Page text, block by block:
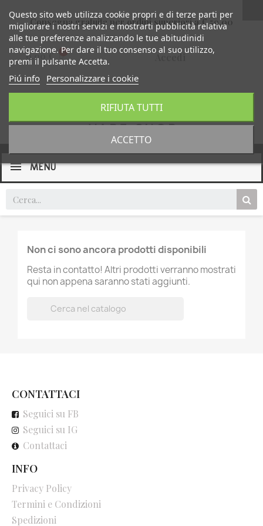
Consegna gratuita per ordini superiori a € 59,00
0,00 €
MENU
Non ci sono ancora prodotti disponibili
Resta in contatto! Altri prodotti verranno mostrati
qui non appena saranno stati aggiunti.
CONTATTACI
Seguici su FB
Seguici su IG
Contattaci
INFO
Privacy Policy
Termini e Condizioni
Spedizioni
Questo sito web utilizza cookie propri e di terze parti per
migliorare i nostri servizi e mostrarti pubblicità relativa
alle tue preferenze analizzando le tue abitudinidi
navigazione. Per dare il tuo consenso al suo utilizzo,
premi il pulsante Accetta.
Piú info Personalizzare i cookie
RIFIUTA TUTTI
ACCETTO